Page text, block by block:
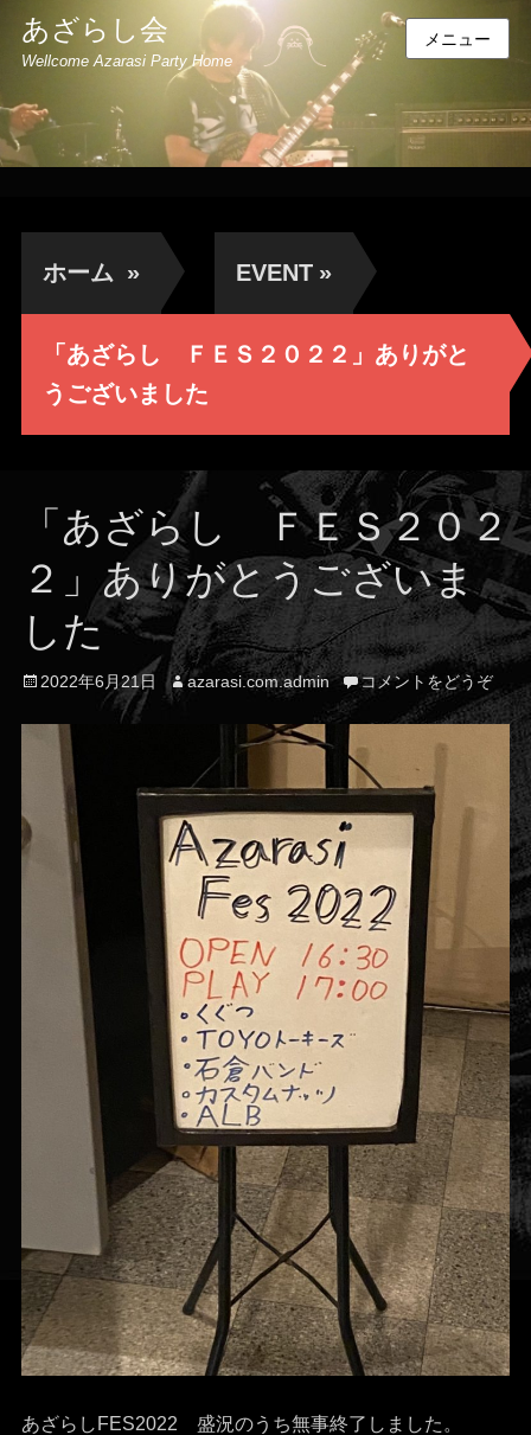
あざらし会
Wellcome Azarasi Party Home
メニュー
ホーム » EVENT »
「あざらし ＦＥＳ２０２２」ありがと
うございました
「あざらし ＦＥＳ２０２
２」ありがとうございま
した
投2022年6月21日
投azarasi.com.admin コメントをどうぞ
あざらしFES2022 盛況のうち無事終了しました。